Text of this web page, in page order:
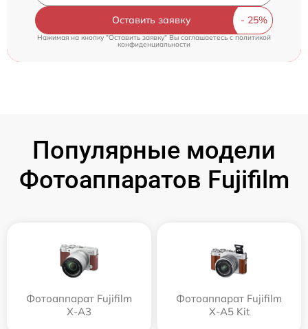
Оставить заявку
Нажимая на кнопку "Оставить заявку" Вы соглашаетесь c политикой
конфиденциальности
Популярные модели
Фотоаппаратов Fujifilm
Фотоаппарат Fujifilm
X-A3
Фотоаппарат Fujifilm
X-A5 Kit